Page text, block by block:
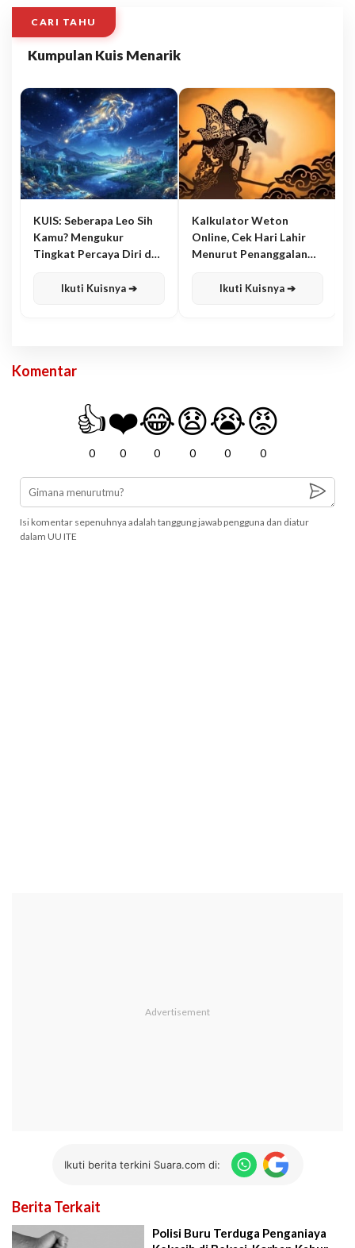
CARI TAHU
Kumpulan Kuis Menarik
KUIS: Seberapa Leo Sih
Kamu? Mengukur
Tingkat Percaya Diri dan
Ikuti Kuisnya ➔
Kalkulator Weton
Online, Cek Hari Lahir
Menurut Penanggalan
Ikuti Kuisnya ➔
Komentar
👍
0
❤️
0
😂
0
😧
0
😭
0
😡
0
Isi komentar sepenuhnya adalah tanggung jawab pengguna dan diatur
dalam UU ITE
Ikuti berita terkini Suara.com di:
Berita Terkait
Polisi Buru Terduga Penganiaya